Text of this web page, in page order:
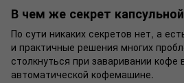
В чем же секрет
По сути никаких секретов нет, а
и практичные решения многих
столкнуться при заваривании кофе
автоматической кофемашине.